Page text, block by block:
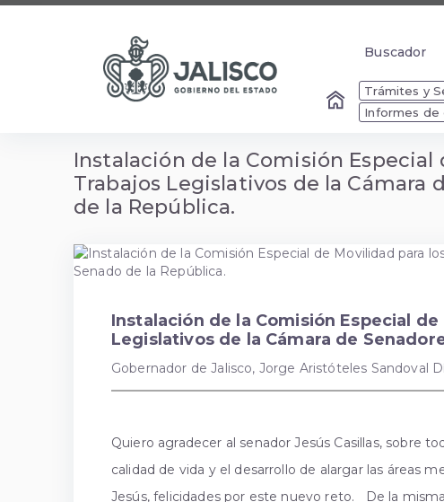
Buscador
Trámites y
Informes de
Instalación de la Comisión Especial
Trabajos Legislativos de la Cámara
de la República.
Instalación de la Comisión Especial
Legislativos de la Cámara de
Gobernador de Jalisco, Jorge Aristóteles Sandoval
Quiero agradecer al senador Jesús Casillas, sobre
calidad de vida y el desarrollo de alargar las áreas
Jesús, felicidades por este nuevo reto. De la